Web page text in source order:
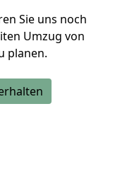
Sie uns noch
Umzug von
planen.